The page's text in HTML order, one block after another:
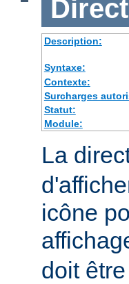
Description:
Syntaxe:
Contexte:
Surcharges
Statut:
Module:
La
icône
doit